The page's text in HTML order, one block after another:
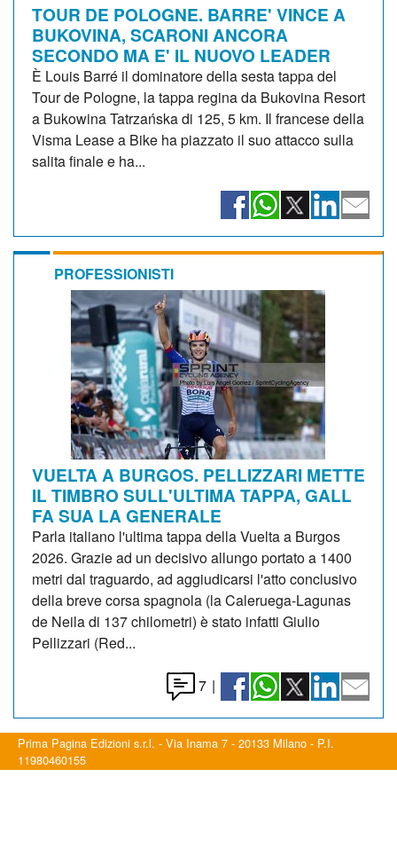
TOUR DE POLOGNE. BARRE' VINCE A
BUKOVINA, SCARONI ANCORA
SECONDO MA E' IL NUOVO LEADER
È Louis Barré il dominatore della sesta tappa del
Tour de Pologne, la tappa regina da Bukovina Resort
a Bukowina Tatrzańska di 125, 5 km. Il francese della
Visma Lease a Bike ha piazzato il suo attacco sulla
salita finale e ha...
PROFESSIONISTI
VUELTA A BURGOS. PELLIZZARI METTE
IL TIMBRO SULL'ULTIMA TAPPA, GALL
FA SUA LA GENERALE
Parla italiano l'ultima tappa della Vuelta a Burgos
2026. Grazie ad un decisivo allungo portato a 1400
metri dal traguardo, ad aggiudicarsi l'atto conclusivo
della breve corsa spagnola (la Caleruega-Lagunas
de Neila di 137 chilometri) è stato infatti Giulio
Pellizzari (Red...
7 |
Prima Pagina Edizioni s.r.l. - Via Inama 7 - 20133 Milano - P.I.
11980460155